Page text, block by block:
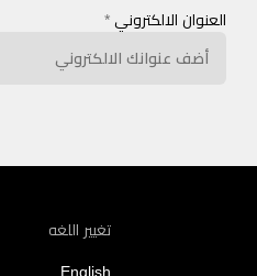
العنوان الالكتروني *
تغيير اللغه
English